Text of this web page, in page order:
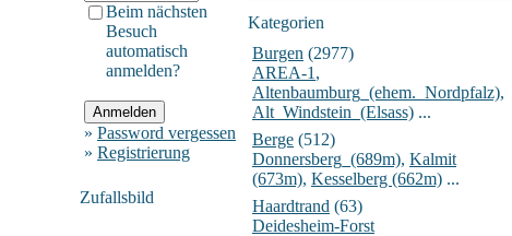
Beim nächsten
Besuch
automatisch
anmelden?
» Password vergessen
» Registrierung
Zufallsbild
Kategorien
Burgen (2977)
AREA-1 ,
Altenbaumburg_(ehem._Nordpfalz),
Alt_Windstein_(Elsass) ...
Berge (512)
Donnersberg_(689m), Kalmit
(673m), Kesselberg (662m) ...
Haardtrand (63)
Deidesheim-Forst